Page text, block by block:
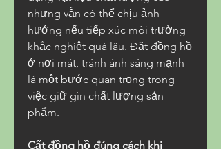
nhưng vẫn có thể chịu ảnh
hưởng nếu tiếp xúc môi trường
khắc nghiệt quá lâu. Đặt đồng hồ
ở nơi mát, tránh ánh sáng mạnh
là một bước quan trọng trong
việc giữ gìn chất lượng sản
phẩm.
Cất đồng hồ đúng cách khi